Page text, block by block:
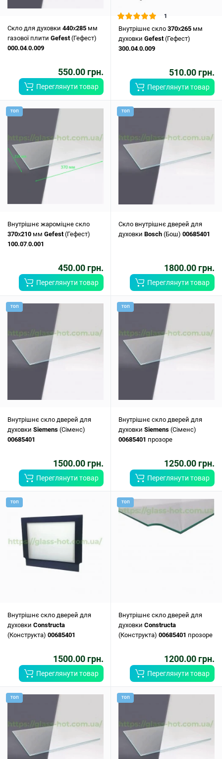
Скло для духовки 440x285 мм
газової плити Gefest(Гефест)
000.04.0.009
550.00 грн.
Переглянути товар
1
Внутрішнє скло 370x265 мм
духовки Gefest(Гефест)
300.04.0.009
510.00 грн.
Переглянути товар
ТОП
Внутрішнє жароміцне скло
370x210 мм Gefest(Гефест)
100.07.0.001
450.00 грн.
Переглянути товар
ТОП
Скло внутрішнє дверей для
духовки Bosch (Бош) 00685401
1800.00 грн.
Переглянути товар
ТОП
Внутрішнє скло дверей для
духовки Siemens (Сіменс)
00685401
1500.00 грн.
Переглянути товар
ТОП
Внутрішнє скло дверей для
духовки Siemens (Сіменс)
00685401 прозоре
1250.00 грн.
Переглянути товар
ТОП
Внутрішнє скло дверей для
духовки Constructa
(Конструкта) 00685401
1500.00 грн.
Переглянути товар
ТОП
Внутрішнє скло дверей для
духовки Constructa
(Конструкта) 00685401 прозоре
1200.00 грн.
Переглянути товар
ТОП ТОП